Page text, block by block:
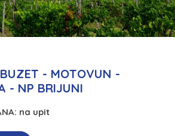
- MOTOVUN -
- NP BRIJUNI
na upit